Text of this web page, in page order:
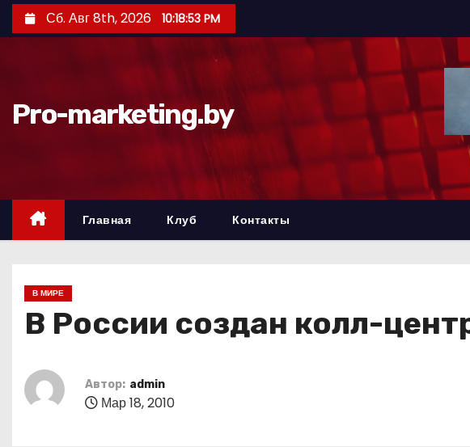
е
д
Сб. Авг 8th, 2026 10:18:54 PM
Pro-marketing.by
Главная Клуб Контакты
В МИРЕ
В России создан колл-
Автор: admin
Мар 18, 2010